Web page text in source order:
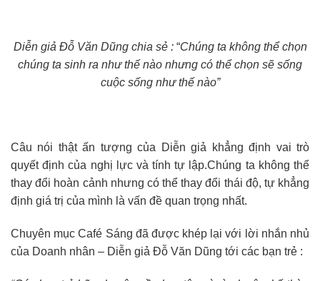
Diễn giả Đỗ Văn Dũng chia sẻ :“Chúng ta không thể chọn
chúng ta sinh ra như thế nào nhưng có thể chọn sẽ sống
cuộc sống như thế nào”
Câu nói thật ấn tượng của Diễn giả khẳng định vai trò
quyết định của nghị lực và tính tự lập.Chúng ta không thể
thay đổi hoàn cảnh nhưng có thể thay đổi thái độ, tự khẳng
định giá trị của mình là vấn đề quan trọng nhất.
Chuyên mục Café Sáng đã được khép lại với lời nhắn nhủ
của Doanh nhân – Diễn giả Đỗ Văn Dũng tới các bạn trẻ :